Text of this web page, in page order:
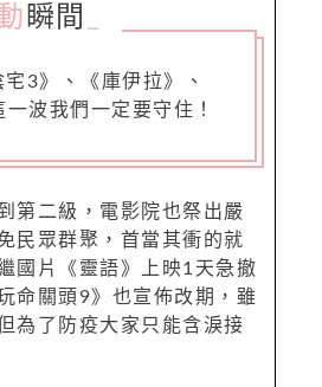
瞬間
3》、《庫伊拉》、
一波我們一定要守住！
第二級，電影院也祭出嚴
民眾群聚，首當其衝的就
國片《靈語》上映1天急撤
命關頭9》也宣佈改期，雖
為了防疫大家只能含淚接